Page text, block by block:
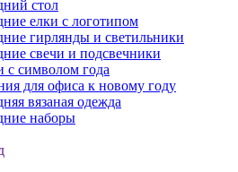
стол
елки с логотипом
гирлянды и светильники
свечи и подсвечники
с символом года
для офиса к новому году
вязаная одежда
наборы